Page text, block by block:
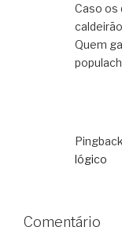
Caso os
Quem
lógico
Comentário